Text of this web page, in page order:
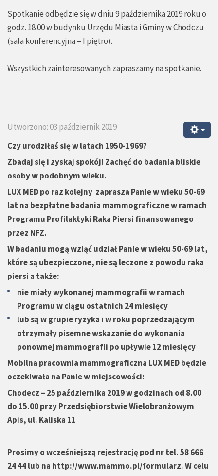
Spotkanie odbędzie się w dniu 9 października 2019 roku o
godz. 18.00 w budynku Urzędu Miasta i Gminy w Chodczu
(sala konferencyjna – I piętro).
Wszystkich zainteresowanych zapraszamy na spotkanie.
Utworzono: 03 październik 2019
Czy urodziłaś się w latach 1950-1969?
Zbadaj się i zyskaj spokój! Zachęć do badania bliskie
osoby w podobnym wieku.
LUX MED po raz kolejny zaprasza Panie w wieku 50-69
lat na bezpłatne badania mammograficzne w ramach
Programu Profilaktyki Raka Piersi finansowanego
przez NFZ.
W badaniu mogą wziąć udział Panie w wieku 50-69 lat,
które są ubezpieczone, nie są leczone z powodu raka
piersi a także:
nie miały wykonanej mammografii w ramach
Programu w ciągu ostatnich 24 miesięcy
lub są w grupie ryzyka i w roku poprzedzającym
otrzymały pisemne wskazanie do wykonania
ponownej mammografii po upływie 12 miesięcy
Mobilna pracownia mammograficzna LUX MED będzie
oczekiwała na Panie w miejscowości:
Chodecz – 25 października 2019 w godzinach od 8.00
do 15.00 przy Przedsiębiorstwie Wielobranżowym
Apis, ul. Kaliska 11
Prosimy o wcześniejszą rejestrację pod nr tel. 58 666
24 44 lub na http://www.mammo.pl/formularz. W celu